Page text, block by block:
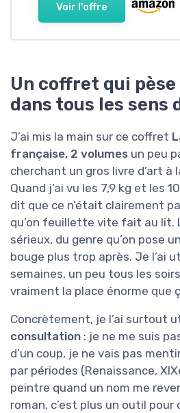
Voir l'offre
Un coffret qui pèse
dans tous les sens
J’ai mis la main sur ce coffret
française, 2 volumes un peu
cherchant un gros livre d’art à
Quand j’ai vu les 7,9 kg et les
dit que ce n’était clairement
qu’on feuillette vite fait au lit.
sérieux, du genre qu’on pose
bouge plus trop après. Je l’ai
semaines, un peu tous les
vraiment la place énorme que
Concrètement, je l’ai surtout
consultation : je ne me suis
d’un coup, je ne vais pas
par périodes (Renaissance,
peintre quand un nom me
roman, c’est plus un outil pour